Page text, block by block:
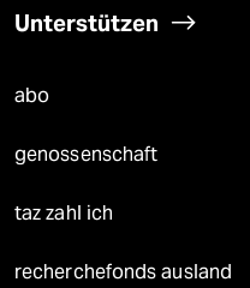
Unterstützen
abo
genossenschaft
taz zahl ich
recherchefonds ausland